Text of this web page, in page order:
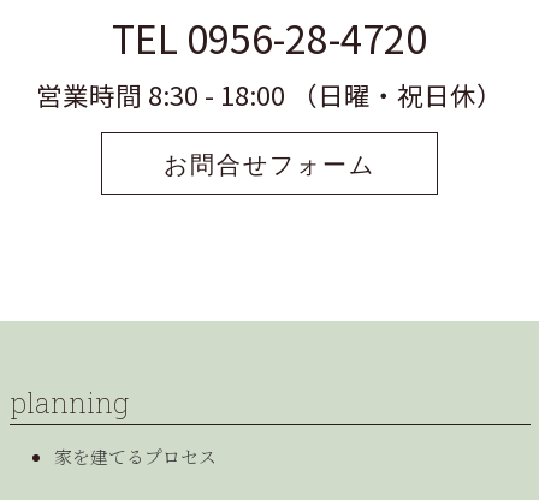
TEL 0956-28-4720
営業時間 8:30 - 18:00 （日曜・祝日休）
お問合せフォーム
planning
家を建てるプロセス